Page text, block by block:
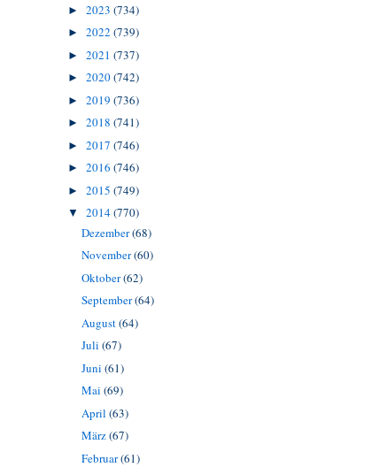
► 2023 (734)
► 2022 (739)
► 2021 (737)
► 2020(742)
► 2019 (736)
► 2018 (741)
► 2017 (746)
► 2016 (746)
► 2015 (749)
▼ 2014(770)
Dezember(68)
November(60)
Oktober(62)
September(64)
August(64)
Juli (67)
Juni (61)
Mai (69)
April (63)
März(67)
Februar(61)